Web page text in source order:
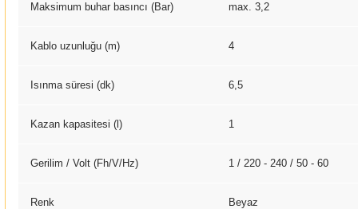
Maksimum buhar basıncı (Bar) max. 3,2
Kablo uzunluğu (m) 4
Isınma süresi (dk) 6,5
Kazan kapasitesi (l) 1
Gerilim / Volt (Fh/V/Hz) 1 / 220 - 240 / 50 - 60
Renk Beyaz